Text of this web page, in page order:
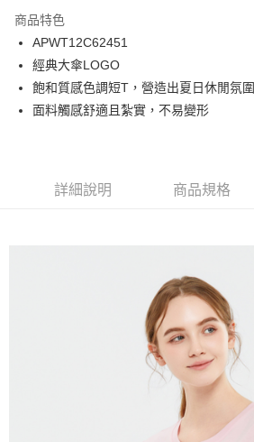
悠遊付
Google Pay
貨到付款
每筆NT$120，滿NT$1,500(含以上)免運費
商品特色
APWT12C62451
經典大傘LOGO
飽和質感色調短T，營造出夏日休閒氛圍
面料觸感舒適且紮實，不易變形
詳細說明 商品規格